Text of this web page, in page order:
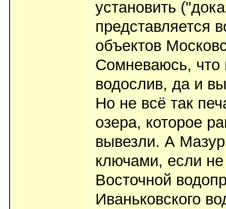
установить
представляется
объектов
Сомневаюсь, что
водослив, да и
Но не всё так
озера, которое
вывезли. А
ключами, если
Восточной
Иваньковского